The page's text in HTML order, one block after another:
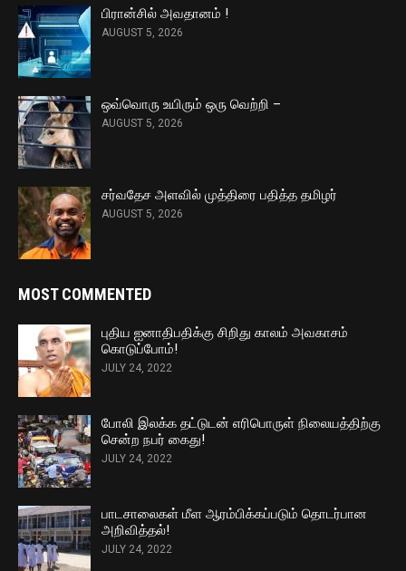
பிரான்சில் அவதானம் !
AUGUST 5, 2026
ஒவ்வொரு உயிரும் ஒரு வெற்றி –
AUGUST 5, 2026
சர்வதேச அளவில் முத்திரை பதித்த தமிழர்
AUGUST 5, 2026
MOST COMMENTED
புதிய ஐனாதிபதிக்கு சிறிது காலம் அவகாசம்
கொடுப்போம்!
JULY 24, 2022
போலி இலக்க தட்டுடன் எரிபொருள் நிலையத்திற்கு
சென்ற நபர் கைது!
JULY 24, 2022
பாடசாலைகள் மீள ஆரம்பிக்கப்படும் தொடர்பான
அறிவித்தல்!
JULY 24, 2022